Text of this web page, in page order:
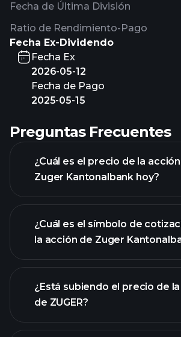
Ratio de Rendimiento-Pago
Fecha de Última División
Fecha Ex-Dividendo
Fecha Ex
2026-05-12
Fecha de Pago
2025-05-15
Preguntas Frecuentes
¿Cuál es el precio de la
Zuger Kantonalbank hoy?
gráfico avanzado
¿Cuál es el símbolo de
la acción de Zuger
¿Está subiendo el precio de
de ZUGER?